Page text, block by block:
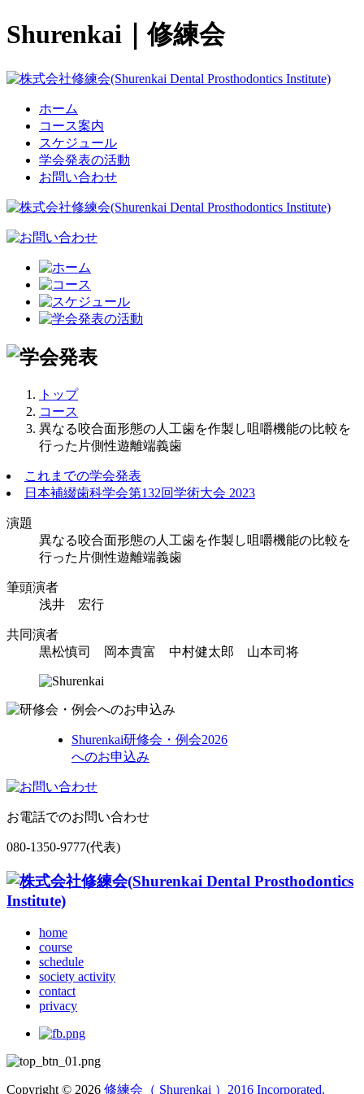
Shurenkai｜修練会
ホーム
コース案内
スケジュール
学会発表の活動
お問い合わせ
トップ
コース
異なる咬合面形態の人工歯を作製し咀嚼機能の比較を
行った片側性遊離端義歯
これまでの学会発表
日本補綴歯科学会第132回学術大会 2023
演題
異なる咬合面形態の人工歯を作製し咀嚼機能の比較を
行った片側性遊離端義歯
筆頭演者
浅井 宏行
共同演者
黒松慎司 岡本貴富 中村健太郎 山本司将
Shurenkai研修会・例会2026
へのお申込み
お電話でのお問い合わせ
080-1350-9777(代表)
home
course
schedule
society activity
contact
privacy
Copyright © 2026 修練会（ Shurenkai ）2016 Incorporated.